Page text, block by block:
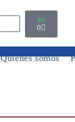
$0
0
Quiénes somos